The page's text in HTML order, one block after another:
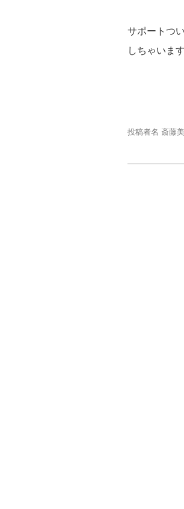
サポートつ
しちゃいます
投稿者名 斎藤